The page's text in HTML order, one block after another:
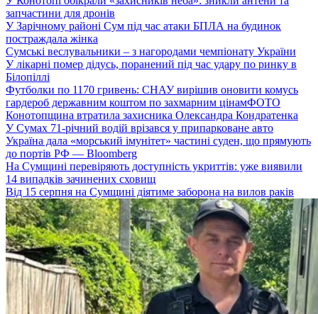
запчастини для дронів
У Зарічному районі Сум під час атаки БПЛА на будинок
постраждала жінка
Сумські веслувальники – з нагородами чемпіонату України
У лікарні помер дідусь, поранений під час удару по ринку в
Білопіллі
Футболки по 1170 гривень: СНАУ вирішив оновити комусь
гардероб державним коштом по захмарним цінамФОТО
Конотопщина втратила захисника Олександра Кондратенка
У Сумах 71-річний водій врізався у припарковане авто
Україна дала «морський імунітет» частині суден, що прямують
до портів РФ — Bloomberg
На Сумщині перевіряють доступність укриттів: уже виявили
14 випадків зачинених сховищ
Від 15 серпня на Сумщині діятиме заборона на вилов раків